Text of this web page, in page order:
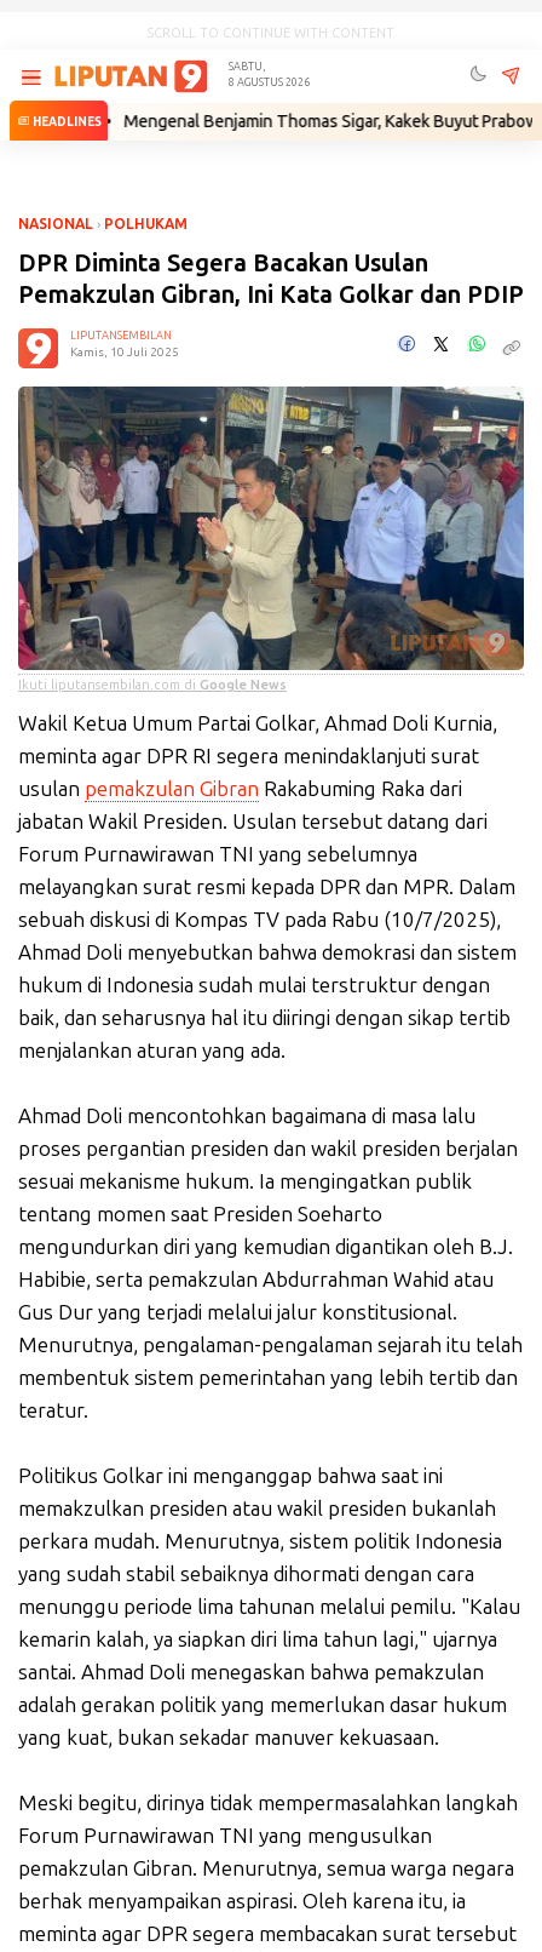
SCROLL TO CONTINUE WITH CONTENT
SABTU,
8 AGUSTUS 2026
HEADLINES
• Mengenal Benjamin Thomas Sigar, Kakek Buyut Prabowo dari
NASIONAL › POLHUKAM
DPR Diminta Segera Bacakan Usulan
Pemakzulan Gibran, Ini Kata Golkar dan PDIP
LIPUTANSEMBILAN
Kamis, 10 Juli 2025
Ikuti liputansembilan.com di Google News
Wakil Ketua Umum Partai Golkar, Ahmad Doli Kurnia,
meminta agar DPR RI segera menindaklanjuti surat
usulan pemakzulan Gibran Rakabuming Raka dari
jabatan Wakil Presiden. Usulan tersebut datang dari
Forum Purnawirawan TNI yang sebelumnya
melayangkan surat resmi kepada DPR dan MPR. Dalam
sebuah diskusi di Kompas TV pada Rabu (10/7/2025),
Ahmad Doli menyebutkan bahwa demokrasi dan sistem
hukum di Indonesia sudah mulai terstruktur dengan
baik, dan seharusnya hal itu diiringi dengan sikap tertib
menjalankan aturan yang ada.
Ahmad Doli mencontohkan bagaimana di masa lalu
proses pergantian presiden dan wakil presiden berjalan
sesuai mekanisme hukum. Ia mengingatkan publik
tentang momen saat Presiden Soeharto
mengundurkan diri yang kemudian digantikan oleh B.J.
Habibie, serta pemakzulan Abdurrahman Wahid atau
Gus Dur yang terjadi melalui jalur konstitusional.
Menurutnya, pengalaman-pengalaman sejarah itu telah
membentuk sistem pemerintahan yang lebih tertib dan
teratur.
Politikus Golkar ini menganggap bahwa saat ini
memakzulkan presiden atau wakil presiden bukanlah
perkara mudah. Menurutnya, sistem politik Indonesia
yang sudah stabil sebaiknya dihormati dengan cara
menunggu periode lima tahunan melalui pemilu. "Kalau
kemarin kalah, ya siapkan diri lima tahun lagi," ujarnya
santai. Ahmad Doli menegaskan bahwa pemakzulan
adalah gerakan politik yang memerlukan dasar hukum
yang kuat, bukan sekadar manuver kekuasaan.
Meski begitu, dirinya tidak mempermasalahkan langkah
Forum Purnawirawan TNI yang mengusulkan
pemakzulan Gibran. Menurutnya, semua warga negara
berhak menyampaikan aspirasi. Oleh karena itu, ia
meminta agar DPR segera membacakan surat tersebut